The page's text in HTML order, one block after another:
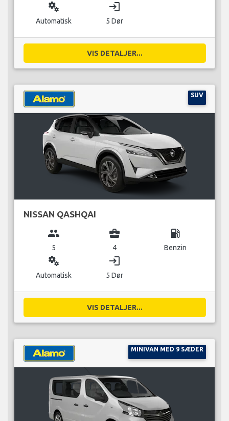
miscellaneous_services
Automatisk
login
5 Dør
VIS DETALJER...
SUV
NISSAN QASHQAI
group
5
business_center
4
local_gas_station
Benzin
miscellaneous_services
Automatisk
login
5 Dør
VIS DETALJER...
MINIVAN MED 9 SÆDER